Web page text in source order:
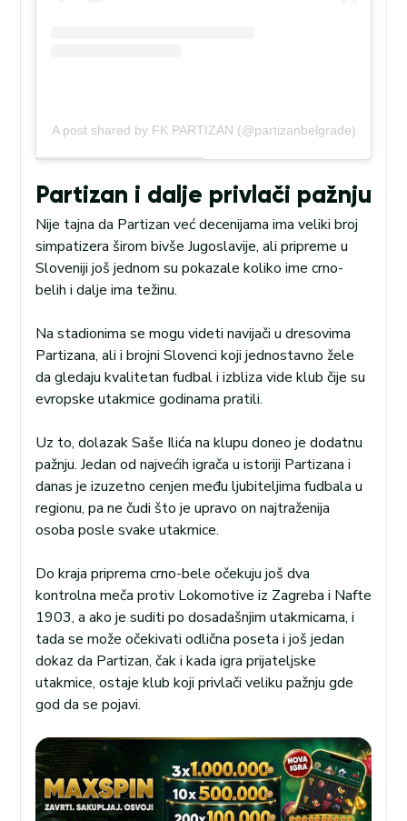
A post shared by FK PARTIZAN (@partizanbelgrade)
Partizan i dalje privlači pažnju
Nije tajna da Partizan već decenijama ima veliki broj
simpatizera širom bivše Jugoslavije, ali pripreme u
Sloveniji još jednom su pokazale koliko ime crno-
belih i dalje ima težinu.
Na stadionima se mogu videti navijači u dresovima
Partizana, ali i brojni Slovenci koji jednostavno žele
da gledaju kvalitetan fudbal i izbliza vide klub čije su
evropske utakmice godinama pratili.
Uz to, dolazak Saše Ilića na klupu doneo je dodatnu
pažnju. Jedan od najvećih igrača u istoriji Partizana i
danas je izuzetno cenjen među ljubiteljima fudbala u
regionu, pa ne čudi što je upravo on najtraženija
osoba posle svake utakmice.
Do kraja priprema crno-bele očekuju još dva
kontrolna meča protiv Lokomotive iz Zagreba i Nafte
1903, a ako je suditi po dosadašnjim utakmicama, i
tada se može očekivati odlična poseta i još jedan
dokaz da Partizan, čak i kada igra prijateljske
utakmice, ostaje klub koji privlači veliku pažnju gde
god da se pojavi.